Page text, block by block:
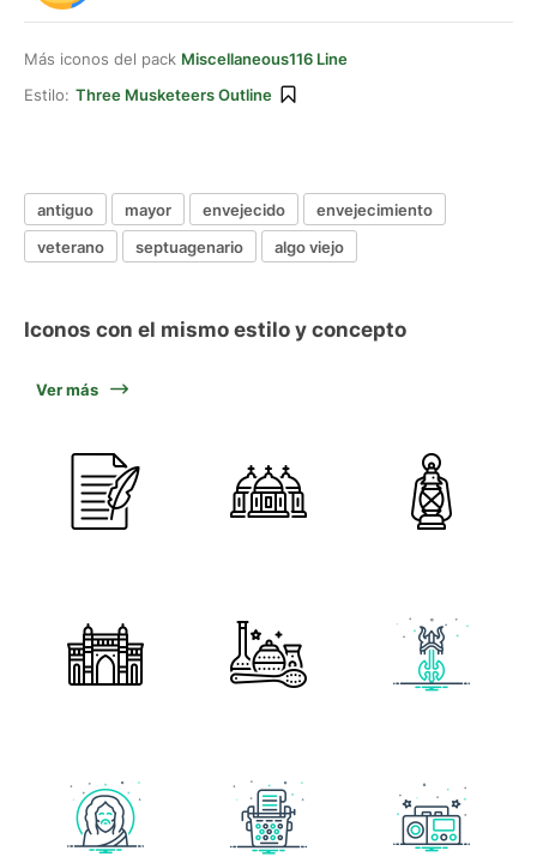
Más iconos del pack Miscellaneous116 Line
Estilo: Three Musketeers Outline
antiguo mayor envejecido
envejecimiento
veterano
septuagenario algo viejo
Iconos con el mismo estilo y concepto
Ver más